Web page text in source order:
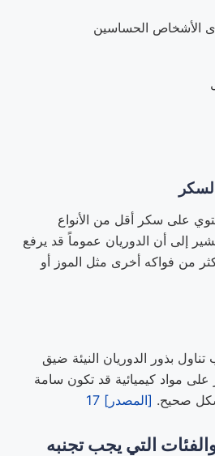
الأشخاص الحساسين
على سكر أقل من الأنواع
إلى أن الدوريان عموماً قد يرفع
من فواكه أخرى مثل الموز أو
بذور الدوريان النيئة ضيق
على مواد كيميائية قد تكون سامة
صحيح. [المصدر] 17
التي يجب تجنبه